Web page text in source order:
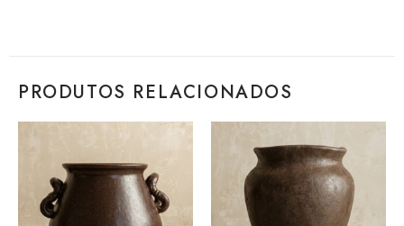
PRODUTOS RELACIONADOS